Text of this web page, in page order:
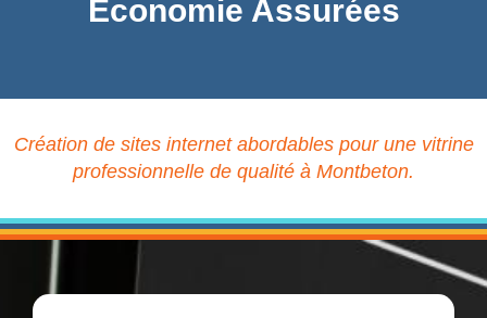
Économie Assurées
Création de sites internet abordables pour une vitrine
professionnelle de qualité à Montbeton.